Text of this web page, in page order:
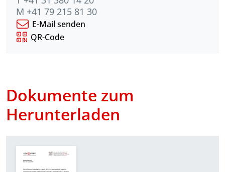
M +41 79 215 81 30
E-Mail senden
QR-Code
Dokumente zum
Herunterladen